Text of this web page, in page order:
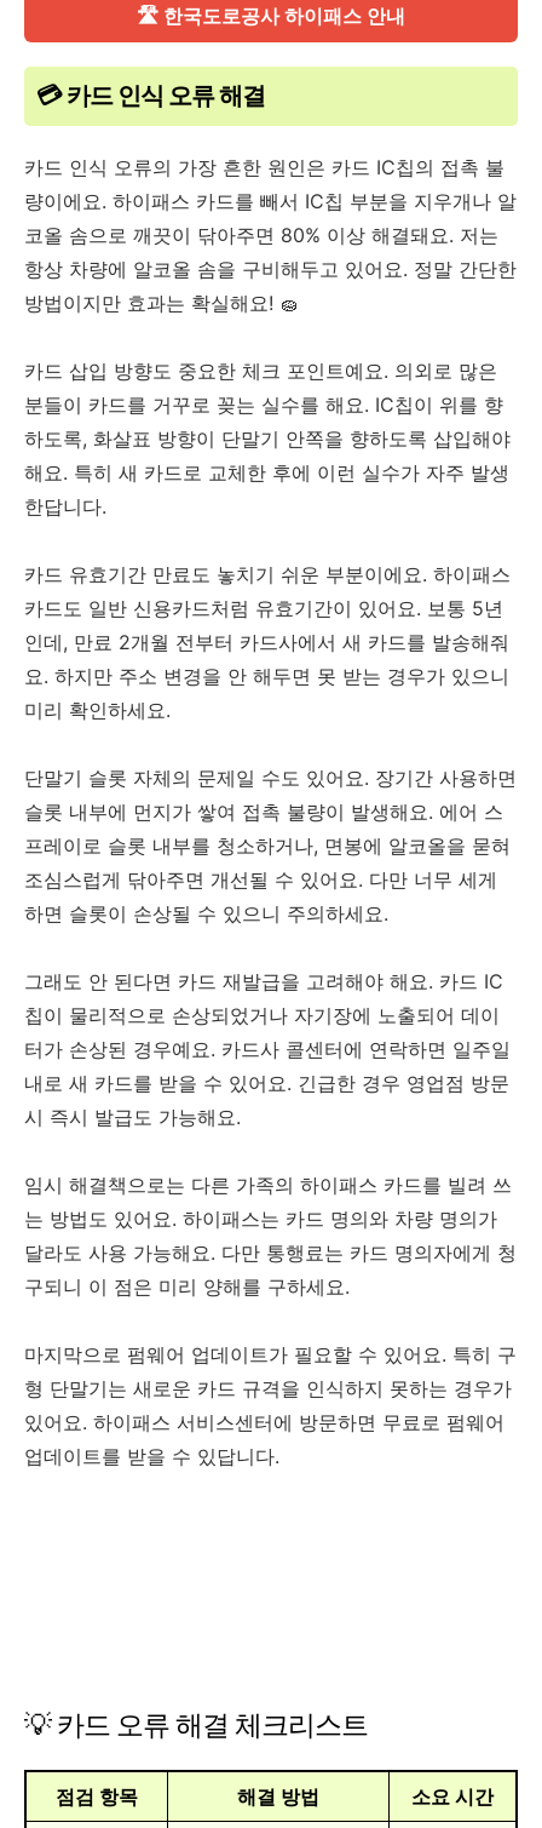
🛣️ 한국도로공사 하이패스 안내
💳 카드 인식 오류 해결
카드 인식 오류의 가장 흔한 원인은 카드 IC칩의 접촉 불
량이에요. 하이패스 카드를 빼서 IC칩 부분을 지우개나 알
코올 솜으로 깨끗이 닦아주면 80% 이상 해결돼요. 저는
항상 차량에 알코올 솜을 구비해두고 있어요. 정말 간단한
방법이지만 효과는 확실해요! 🧽
카드 삽입 방향도 중요한 체크 포인트예요. 의외로 많은
분들이 카드를 거꾸로 꽂는 실수를 해요. IC칩이 위를 향
하도록, 화살표 방향이 단말기 안쪽을 향하도록 삽입해야
해요. 특히 새 카드로 교체한 후에 이런 실수가 자주 발생
한답니다.
카드 유효기간 만료도 놓치기 쉬운 부분이에요. 하이패스
카드도 일반 신용카드처럼 유효기간이 있어요. 보통 5년
인데, 만료 2개월 전부터 카드사에서 새 카드를 발송해줘
요. 하지만 주소 변경을 안 해두면 못 받는 경우가 있으니
미리 확인하세요.
단말기 슬롯 자체의 문제일 수도 있어요. 장기간 사용하면
슬롯 내부에 먼지가 쌓여 접촉 불량이 발생해요. 에어 스
프레이로 슬롯 내부를 청소하거나, 면봉에 알코올을 묻혀
조심스럽게 닦아주면 개선될 수 있어요. 다만 너무 세게
하면 슬롯이 손상될 수 있으니 주의하세요.
그래도 안 된다면 카드 재발급을 고려해야 해요. 카드 IC
칩이 물리적으로 손상되었거나 자기장에 노출되어 데이
터가 손상된 경우예요. 카드사 콜센터에 연락하면 일주일
내로 새 카드를 받을 수 있어요. 긴급한 경우 영업점 방문
시 즉시 발급도 가능해요.
임시 해결책으로는 다른 가족의 하이패스 카드를 빌려 쓰
는 방법도 있어요. 하이패스는 카드 명의와 차량 명의가
달라도 사용 가능해요. 다만 통행료는 카드 명의자에게 청
구되니 이 점은 미리 양해를 구하세요.
마지막으로 펌웨어 업데이트가 필요할 수 있어요. 특히 구
형 단말기는 새로운 카드 규격을 인식하지 못하는 경우가
있어요. 하이패스 서비스센터에 방문하면 무료로 펌웨어
업데이트를 받을 수 있답니다.
💡 카드 오류 해결 체크리스트
점검 항목 해결 방법 소요 시간